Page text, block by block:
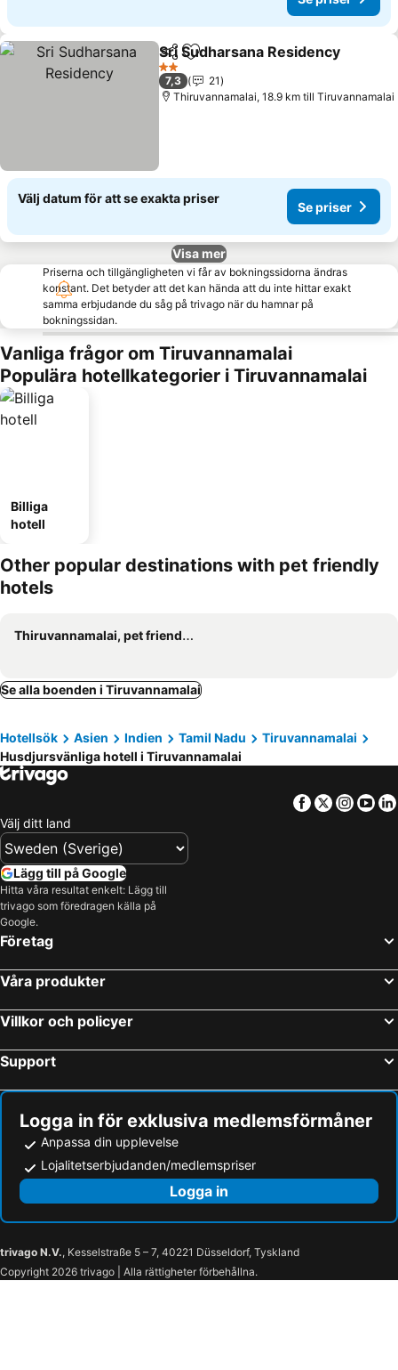
Dela Lägg till i Mina Favoriter
Sri Sudharsana Residency
2 Stjärnor
7,3
21
Thiruvannamalai, 18.9 km till Tiruvannamalai
Välj datum för att se exakta priser
Se priser
Visa mer
Priserna och tillgängligheten vi får av bokningssidorna ändras
konstant. Det betyder att det kan hända att du inte hittar exakt
samma erbjudande du såg på trivago när du hamnar på
bokningssidan.
Vanliga frågor om Tiruvannamalai
Populära hotellkategorier i Tiruvannamalai
Billiga
hotell
Other popular destinations with pet friendly
hotels
Thiruvannamalai, pet friendly hotels
Se alla boenden i Tiruvannamalai
Hotellsök Asien Indien Tamil Nadu
Tiruvannamalai
Husdjursvänliga hotell i Tiruvannamalai
Facebook
Twitter
Välj ditt land
Lägg till på Google
Hitta våra resultat enkelt: Lägg till
trivago som föredragen källa på
Google.
Företag
Våra produkter
Villkor och policyer
Support
Logga in för exklusiva medlemsförmåner
Anpassa din upplevelse
Lojalitetserbjudanden/medlemspriser
Logga in
trivago N.V., Kesselstraße 5 – 7, 40221 Düsseldorf, Tyskland
Copyright 2026 trivago | Alla rättigheter förbehållna.